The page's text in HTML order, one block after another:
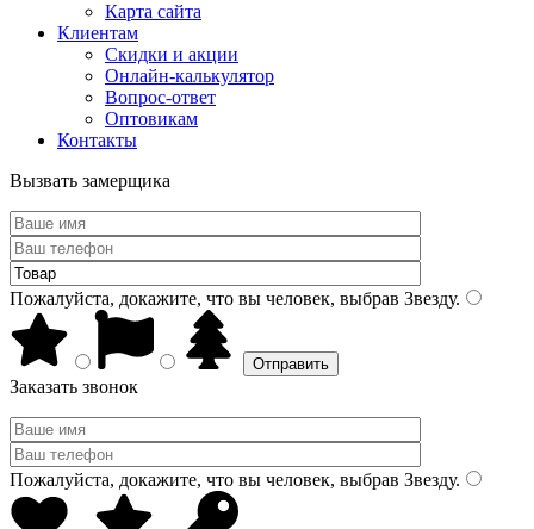
Карта сайта
Клиентам
Скидки и акции
Онлайн-калькулятор
Вопрос-ответ
Оптовикам
Контакты
Вызвать замерщика
Пожалуйста, докажите, что вы человек, выбрав Звезду.
Заказать звонок
Пожалуйста, докажите, что вы человек, выбрав Звезду.